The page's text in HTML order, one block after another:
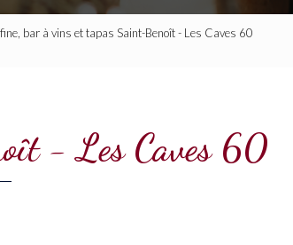
bar à vins et tapas Saint-Benoît - Les Caves 60
- Les Caves 60